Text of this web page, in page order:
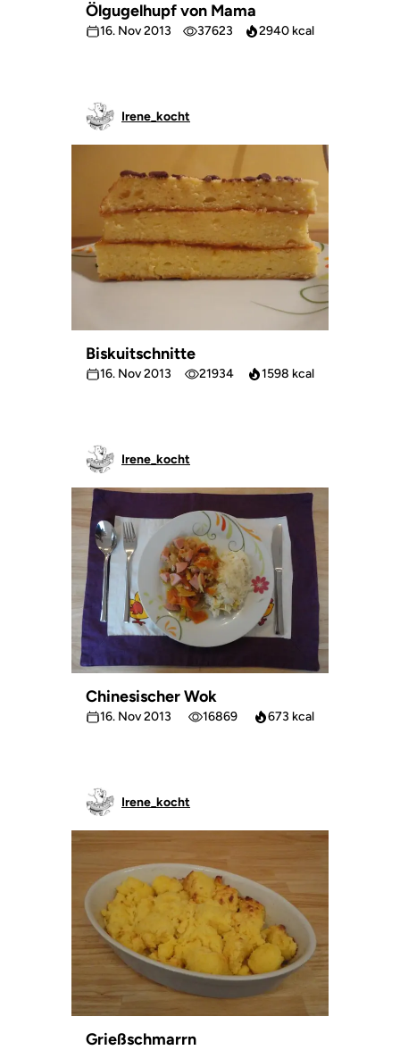
Ölgugelhupf von Mama
16. Nov 2013 37623 2940 kcal
Irene_kocht
Biskuitschnitte
16. Nov 2013 21934 1598 kcal
Irene_kocht
Chinesischer Wok
16. Nov 2013 16869 673 kcal
Irene_kocht
Grießschmarrn